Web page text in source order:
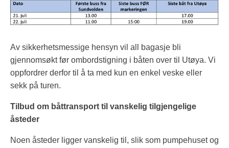
Av sikkerhetsmessige hensyn vil all bagasje bli
gjennomsøkt før ombordstigning i båten over til Utøya. Vi
oppfordrer derfor til å ta med kun en enkel veske eller
sekk på turen.
Tilbud om båttransport til vanskelig tilgjengelige
åsteder
Noen åsteder ligger vanskelig til, slik som pumpehuset og